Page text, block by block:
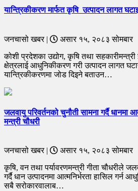
यान्त्रिकीकरण मार्फत कृषि उत्पादन लागत
जनचासो खबर |
असार १५, २०८३ सोमबार
कोशी प्रदेशका उद्योग, कृषि तथा
क्षेत्रलाई आधुनिकीकरण गरी उत्पादन लागत
यान्त्रिकीकरणमा जोड दिइने बताउन…
जलवायु परिवर्तनको चुनौती सामना गर्दै धानमा
मन्त्री चौधरी
जनचासो खबर |
असार १५, २०८३ सोमबार
कृषि, वन तथा पर्यावरणमन्त्री गीता चौधरीले
गर्दै धान उत्पादनमा आत्मनिर्भरता हासिल गर्न
सबै सरोकारवालाब…